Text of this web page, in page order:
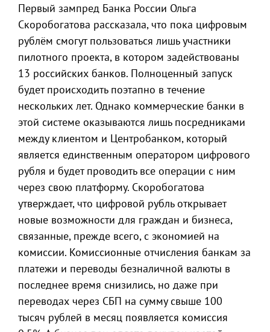
Первый зампред Банка России Ольга
Скоробогатова рассказала, что пока цифровым
рублём смогут пользоваться лишь участники
пилотного проекта, в котором задействованы
13 российских банков. Полноценный запуск
будет происходить поэтапно в течение
нескольких лет. Однако коммерческие банки в
этой системе оказываются лишь посредниками
между клиентом и Центробанком, который
является единственным оператором цифрового
рубля и будет проводить все операции с ним
через свою платформу. Скоробогатова
утверждает, что цифровой рубль открывает
новые возможности для граждан и бизнеса,
связанные, прежде всего, с экономией на
комиссии. Комиссионные отчисления банкам за
платежи и переводы безналичной валюты в
последнее время снизились, но даже при
переводах через СБП на сумму свыше 100
тысяч рублей в месяц появляется комиссия